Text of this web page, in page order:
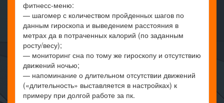
фитнесс-меню:
— шагомер с количеством пройденных шагов по
данным гироскопа и выведением расстояния в
метрах да в потраченных калорий (по заданным
росту/весу);
— мониторинг сна по тому же гироскопу и отсутствию
движений ночью;
— напоминание о длительном отсутствии движений
(«длительность» выставляется в настройках) к
примеру при долгой работе за пк.